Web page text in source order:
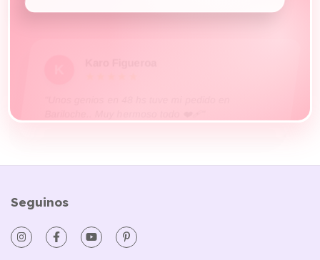
Seguinos